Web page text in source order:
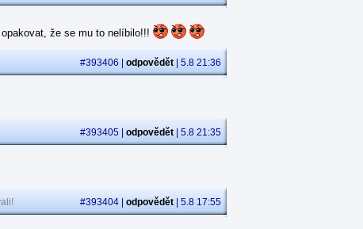
že se mu to nelíbilo!!!
#393406 | odpovědět | 5.8 21:36
#393405 | odpovědět | 5.8 21:35
#393404 | odpovědět | 5.8 17:55